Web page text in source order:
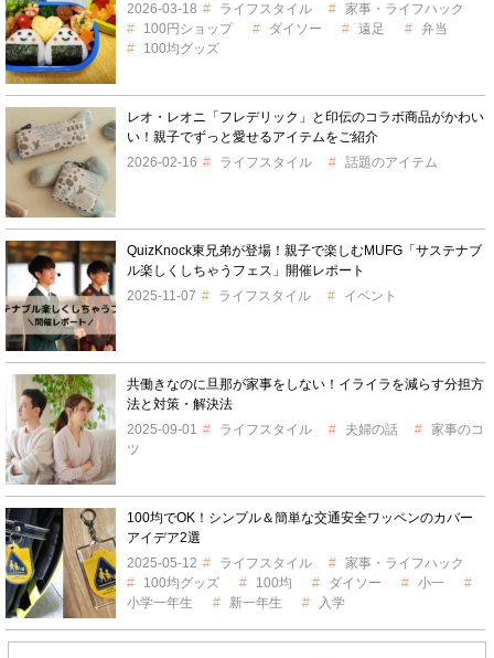
2026-03-18
ライフスタイル
家事・ライフハック
100円ショップ
ダイソー 遠足
弁当
100均グッズ
レオ・レオニ「フレデリック」と印伝のコラボ商品がかわい
い！親子でずっと愛せるアイテムをご紹介
2026-02-16
ライフスタイル 話題のアイテム
QuizKnock東兄弟が登場！親子で楽しむMUFG「サステナブ
ル楽しくしちゃうフェス」開催レポート
2025-11-07
ライフスタイル イベント
共働きなのに旦那が家事をしない！イライラを減らす分担方
法と対策・解決法
2025-09-01
ライフスタイル 夫婦の話
家事のコ
ツ
100均でOK！シンプル＆簡単な交通安全ワッペンのカバー
アイデア2選
2025-05-12
ライフスタイル
家事・ライフハック
100均グッズ
100均 ダイソー
小一
小学一年生
新一年生 入学